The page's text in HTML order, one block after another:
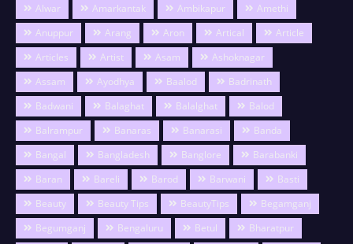
Alwar
Amarkantak Ambikapur
Amethi
Anuppur
Arang Aron Artical
Article
Articles
Artist Asam
Ashoknagar
Assam
Ayodhya Baalod
Badrinath
Badwani
Balaghat Balalghat
Balod
Balrampur
Banaras Banarasi
Banda
Bangal
Bangladesh Banglore
Barabanki
Baran
Bareli Barod Barwani
Basti
Beauty
Beauty Tips BeautyTips
Begamganj
Begumganj
Bengaluru Betul
Bharatpur